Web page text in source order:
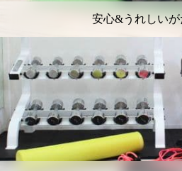
安心&うれしいが